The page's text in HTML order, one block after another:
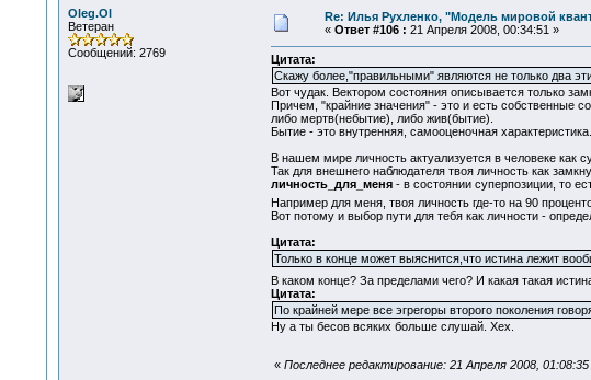
Oleg.Ol
Ветеран
Сообщений: 2769
Re: Илья Рухленко, "Модель мировой
« Ответ #106 : 21 Апреля 2008, 00:34:51 »
Цитата:
Скажу более,"правильными" являются не только два
Вот чудак. Вектором состояния описывается только
Причем, "крайние значения" - это и есть собственные
либо мертв(небытие), либо жив(бытие).
Бытие - это внутренняя, самооценочная характеристика.
В нашем мире личность актуализуется в человеке как
Так для внешнего наблюдателя твоя личность как
личность_для_меня - в состоянии суперпозиции, то
Например для меня, твоя личность где-то на 90
Вот потому и выбор пути для тебя как личности -
Цитата:
Только в конце может выяснится,что истина лежит
В каком конце? За пределами чего? И какая такая
Цитата:
По крайней мере все эгрегоры второго поколения
Ну а ты бесов всяких больше слушай. Хех.
« Последнее редактирование: 21 Апреля 2008,